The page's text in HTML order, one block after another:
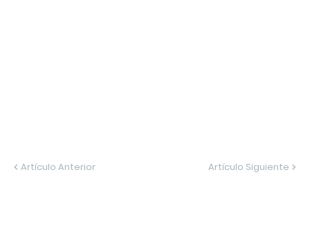
Artículo Anterior Artículo Siguiente